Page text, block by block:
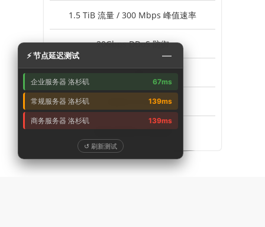
1.5 TiB 流量 / 300 Mbps 峰值速率
20Gbps DDoS 防御
不支持 Windows
美国-洛杉矶 企业专线
⚡ 节点延迟测试 —
企业服务器 洛杉矶 67ms
常规服务器 洛杉矶 139ms
商务服务器 洛杉矶 139ms
↺ 刷新测试